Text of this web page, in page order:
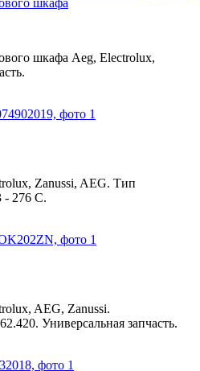
шкафа Aeg, Electrolux,
Zanussi, AEG. Тип
- 276 C.
AEG, Zanussi.
Универсальная запчасть.